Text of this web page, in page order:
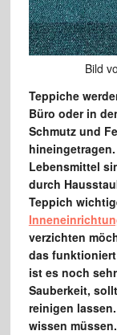
Bild
Teppiche
Büro oder in
Schmutz und
Lebensmittel
durch
Teppich
verzichten
das
ist es noch
Sauberkeit,
reinigen
wissen müssen.